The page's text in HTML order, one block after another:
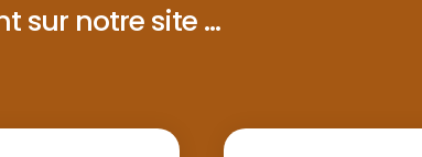
sur notre site ...